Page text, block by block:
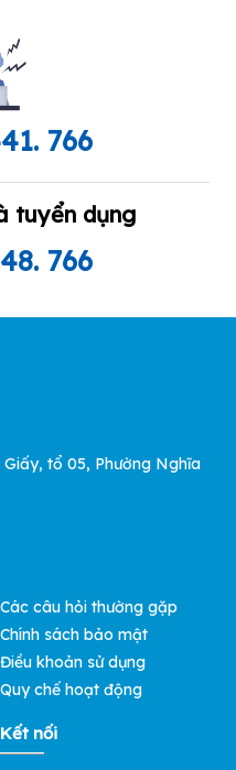
766
tuyển dụng
766
tổ 05, Phường Nghĩa
Các câu hỏi thường gặp
Chính sách bảo mật
Điều khoản sử dụng
Quy chế hoạt động
Kết nối